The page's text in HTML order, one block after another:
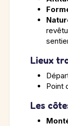
Lieux
Point
Les